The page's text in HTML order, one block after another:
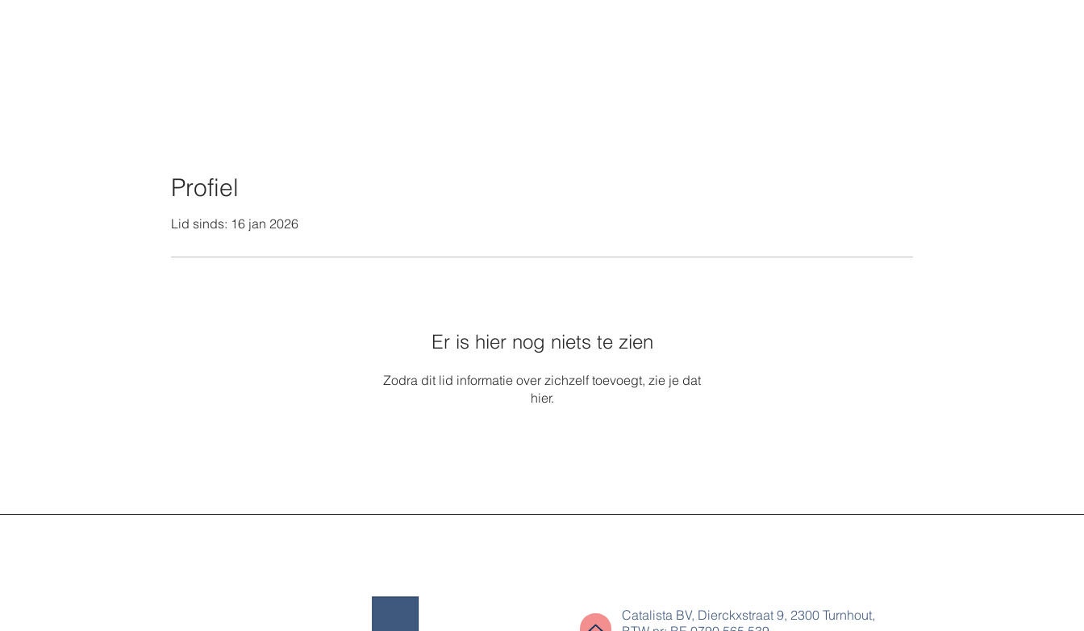
Profiel
Lid sinds: 16 jan 2026
Er is hier nog niets te zien
Zodra dit lid informatie over zichzelf toevoegt, zie je dat
hier.
Catalista BV, Dierckxstraat 9, 2300 Turnhout,